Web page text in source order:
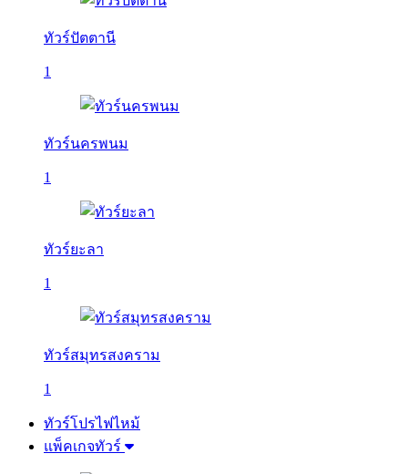
ทัวร์ปัตตานี
1
ทัวร์นครพนม
1
ทัวร์ยะลา
1
ทัวร์สมุทรสงคราม
1
ทัวร์โปรไฟไหม้
แพ็คเกจทัวร์